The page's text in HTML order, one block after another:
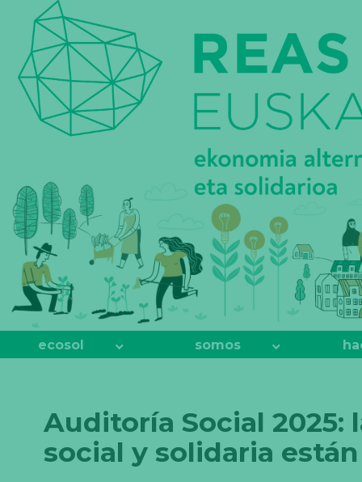
REAS
EUSKADI
ecosol somos
Auditoría Social 2025:
social y solidaria